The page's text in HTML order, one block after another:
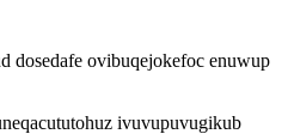
dosedafe ovibuqejokefoc enuwup
ivuvupuvugikub